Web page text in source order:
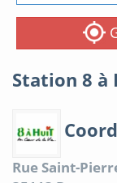
Station 8 à
Rue Saint-